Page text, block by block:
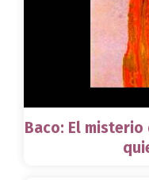
Baco: El misterio